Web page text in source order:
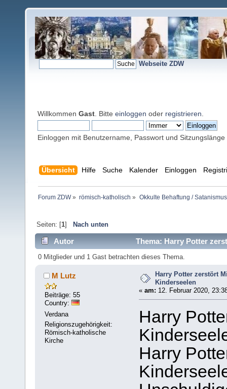
Webseite ZDW
Willkommen Gast . Bitte einloggen oder registrieren
Einloggen mit Benutzername, Passwort und Sitzungslänge
Übersicht Hilfe Suche Kalender Einloggen
Forum ZDW» römisch-katholisch » Okkulte Behaftung /
Seiten: [1] Nach unten
Autor Thema: Harry Potter
0 Mitglieder und 1 Gast betrachten dieses Thema.
M Lutz
Beiträge: 55
Country:
Verdana
Religionszugehörigkeit:
Römisch-katholische
Kirche
Harry Potter zerstört
Kinderseelen
« am: 12. Februar 2020,
Harry
Harry